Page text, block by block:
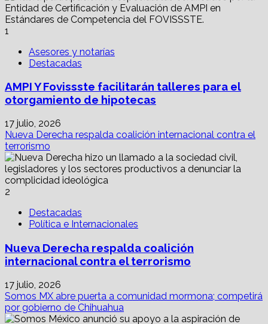
1
Asesores y notarías
Destacadas
AMPI Y Fovissste facilitarán talleres para el
otorgamiento de hipotecas
17 julio, 2026
Nueva Derecha respalda coalición internacional contra el
terrorismo
2
Destacadas
Política e Internacionales
Nueva Derecha respalda coalición
internacional contra el terrorismo
17 julio, 2026
Somos MX abre puerta a comunidad mormona; competirá
por gobierno de Chihuahua